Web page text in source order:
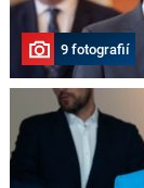
9 fotografií